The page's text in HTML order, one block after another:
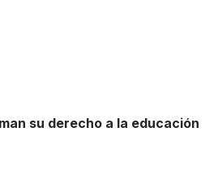
su derecho a la educación